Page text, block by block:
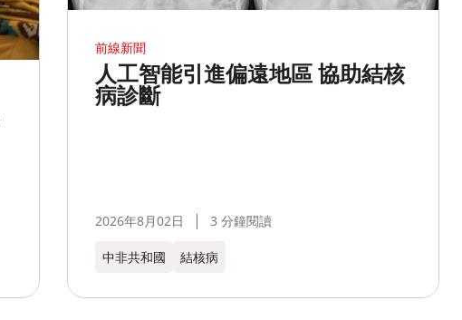
前線新聞
人工智能引進偏遠地區 協助結核
病診斷
2026年8月02日 3 分鐘閱讀
中非共和國 結核病